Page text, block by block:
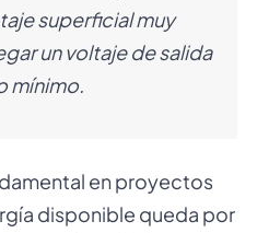
superficial muy
un voltaje de salida
mínimo.
en proyectos
disponible queda por